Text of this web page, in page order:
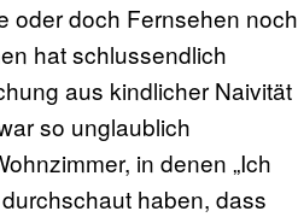
oder doch Fernsehen noch
hat schlussendlich
aus kindlicher Naivität
so unglaublich
in denen „Ich
haben, dass